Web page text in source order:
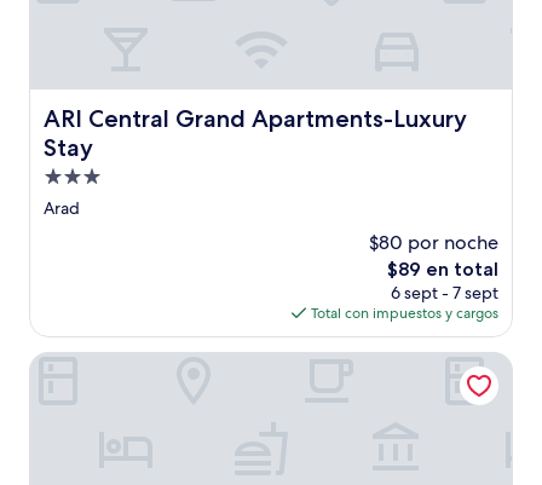
ARI Central Grand Apartments-Luxury
Stay
ARI Central Grand Apartments-Luxury Stay
Propiedad
de
Arad
$80 por noche
El
precio
actual
es
de
$89 en total
6 sept - 7 sept
Total con impuestos y cargos
ARI - AFI Mall Luxurious Apartments